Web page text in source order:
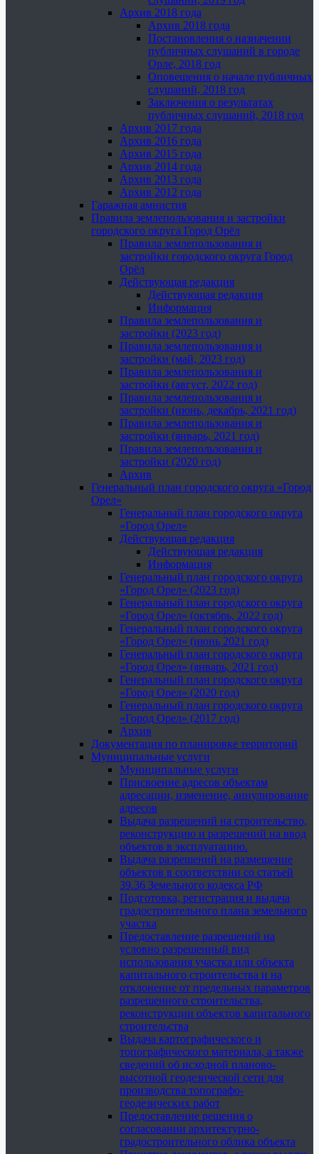
Архив 2018 года
Архив 2018 года
Постановления о назначении
публичных слушаний в городе
Орле, 2018 год
Оповещения о начале публичных
слушаний, 2018 год
Заключения о результатах
публичных слушаний, 2018 год
Архив 2017 года
Архив 2016 года
Архив 2015 года
Архив 2014 года
Архив 2013 года
Архив 2012 года
Гаражная амнистия
Правила землепользования и застройки
городского округа Город Орёл
Правила землепользования и
застройки городского округа Город
Орёл
Действующая редакция
Действующая редакция
Информация
Правила землепользования и
застройки (2023 год)
Правила землепользования и
застройки (май, 2023 год)
Правила землепользования и
застройки (август, 2022 год)
Правила землепользования и
застройки (июнь, декабрь, 2021 год)
Правила землепользования и
застройки (январь, 2021 год)
Правила землепользования и
застройки (2020 год)
Архив
Генеральный план городского округа «Город
Орел»
Генеральный план городского округа
«Город Орел»
Действующая редакция
Действующая редакция
Информация
Генеральный план городского округа
«Город Орел» (2023 год)
Генеральный план городского округа
«Город Орел» (октябрь, 2022 год)
Генеральный план городского округа
«Город Орел» (июнь 2021 год)
Генеральный план городского округа
«Город Орел» (январь, 2021 год)
Генеральный план городского округа
«Город Орел» (2020 год)
Генеральный план городского округа
«Город Орел» (2017 год)
Архив
Документация по планировке территорий
Муниципальные услуги
Муниципальные услуги
Присвоение адресов объектам
адресации, изменение, аннулирование
адресов
Выдача разрешений на строительство,
реконструкцию и разрешений на ввод
объектов в эксплуатацию.
Выдача разрешений на размещение
объектов в соответствии со статьей
39.36 Земельного кодекса РФ
Подготовка, регистрация и выдача
градостроительного плана земельного
участка
Предоставление разрешений на
условно разрешенный вид
использования участка или объекта
капитального строительства и на
отклонение от предельных параметров
разрешенного строительства,
реконструкции объектов капитального
строительства
Выдача картографического и
топографического материала, а также
сведений об исходной планово-
высотной геодезической сети для
производства топографо-
геодезических работ
Предоставление решения о
согласовании архитектурно-
градостроительного облика объекта